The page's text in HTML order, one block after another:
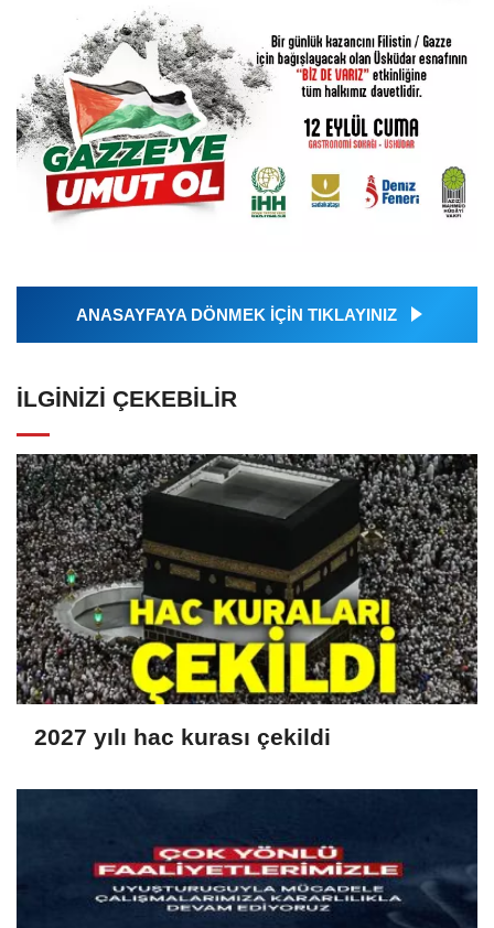
ANASAYFAYA DÖNMEK İÇİN TIKLAYINIZ
İLGINIZI ÇEKEBILIR
2027 yılı hac kurası çekildi